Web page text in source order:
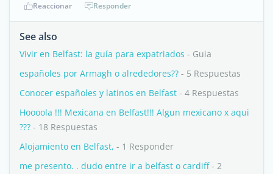
Reaccionar Responder
See also
Vivir en Belfast: la guía para expatriados - Guia
españoles por Armagh o alrededores?? - 5 Respuestas
Conocer españoles y latinos en Belfast - 4 Respuestas
Hoooola !!! Mexicana en Belfast!!! Algun mexicano x aqui
??? - 18 Respuestas
Alojamiento en Belfast, - 1 Responder
me presento. . dudo entre ir a belfast o cardiff- 2